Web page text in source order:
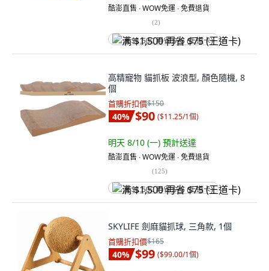
酷澎直售 ∙ WOW免運 ∙ 免費退貨
(2)
满 $1,500 再省 $75 (王道卡)
高精寵物 貓抓板 波浪型, 顏色隨機, 8
個
首購折扣價$150
40% $90 ($11.25/1個)
明天 8/10 (一) 預計送達
酷澎直售 ∙ WOW免運 ∙ 免費退貨
(125)
满 $1,500 再省 $75 (王道卡)
SKYLIFE 劍麻貓抓球, 三角款, 1個
首購折扣價$165
40% $99 ($99.00/1個)